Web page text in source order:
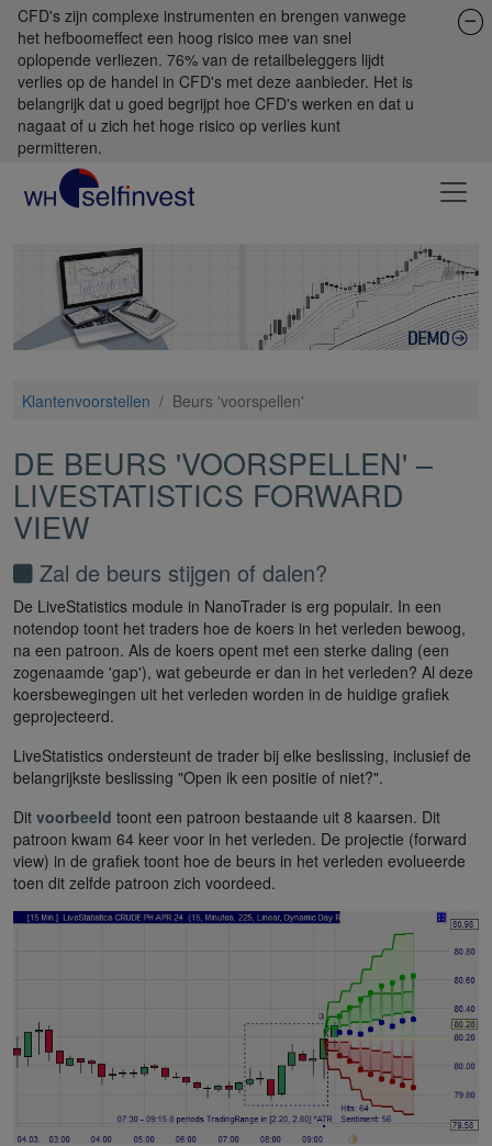
CFD's zijn complexe instrumenten en brengen vanwege
het hefboomeffect een hoog risico mee van snel
oplopende verliezen. 76% van de retailbeleggers lijdt
verlies op de handel in CFD's met deze aanbieder. Het is
belangrijk dat u goed begrijpt hoe CFD's werken en dat u
nagaat of u zich het hoge risico op verlies kunt
permitteren.
Klantenvoorstellen / Beurs 'voorspellen'
DE BEURS 'VOORSPELLEN' –
LIVESTATISTICS FORWARD
VIEW
Zal de beurs stijgen of dalen?
De LiveStatistics module in NanoTrader is erg populair. In een
notendop toont het traders hoe de koers in het verleden bewoog,
na een patroon. Als de koers opent met een sterke daling (een
zogenaamde 'gap'), wat gebeurde er dan in het verleden? Al deze
koersbewegingen uit het verleden worden in de huidige grafiek
geprojecteerd.
LiveStatistics ondersteunt de trader bij elke beslissing, inclusief de
belangrijkste beslissing "Open ik een positie of niet?".
Dit voorbeeld toont een patroon bestaande uit 8 kaarsen. Dit
patroon kwam 64 keer voor in het verleden. De projectie (forward
view) in de grafiek toont hoe de beurs in het verleden evolueerde
toen dit zelfde patroon zich voordeed.